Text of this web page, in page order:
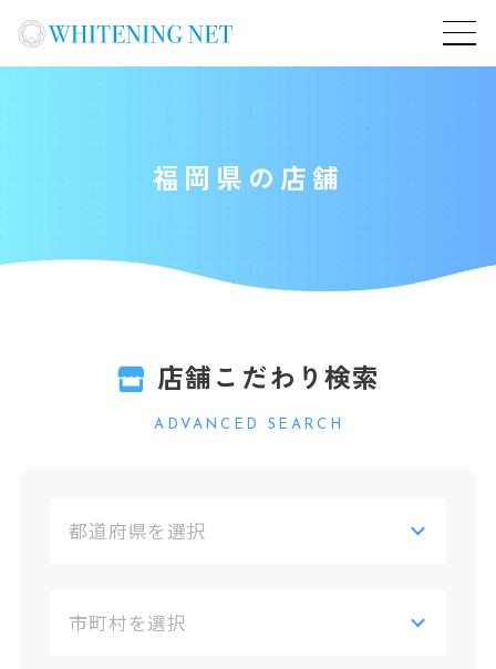
福岡県の店舗
店舗こだわり検索
ADVANCED SEARCH